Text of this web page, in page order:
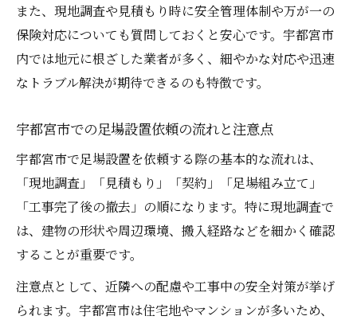
足場組み立てにおける安全管理体制のチェ
ック方法
信頼できる足場組み立て業者が重視する安
安全重視の業者選びで工事トラブルを防ぐ
秘訣
現場対応力に優れた足場組み立て会社の見
極め方
足場組み立てで安全と品質を両立するポイ
ント
住宅改修工事を支える足場組み立ての基本
住宅改修に最適な足場組み立て方法と流れ
また、現地調査や見積もり時に安全管理体制や万が一の
保険対応についても質問しておくと安心です。宇都宮市
内では地元に根ざした業者が多く、細やかな対応や迅速
なトラブル解決が期待できるのも特徴です。
宇都宮市での足場設置依頼の流れと注意点
宇都宮市で足場設置を依頼する際の基本的な流れは、
「現地調査」「見積もり」「契約」「足場組み立て」
「工事完了後の撤去」の順になります。特に現地調査で
は、建物の形状や周辺環境、搬入経路などを細かく確認
することが重要です。
注意点として、近隣への配慮や工事中の安全対策が挙げ
られます。宇都宮市は住宅地やマンションが多いため、